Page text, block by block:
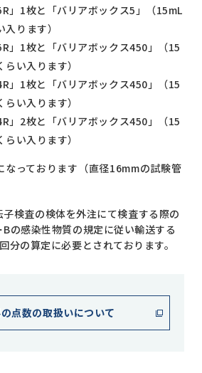
」1枚と「バリアボックス5」（15mL
ります）
」1枚と「バリアボックス450」（15
い入ります）
」1枚と「バリアボックス450」（15
い入ります）
」2枚と「バリアボックス450」（15
い入ります）
なっております（直径16mmの試験管
検査の検体を外注にて検査する際の
の感染性物質の規定に従い輸送する
分の算定に必要とされております。
点数の取扱いについて